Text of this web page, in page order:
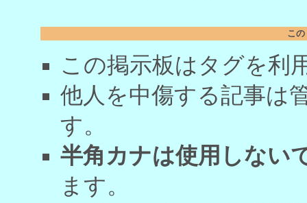
こ
この掲示板はタグを利
他人を中傷する記事は
す。
半角カナは使用しない
ます。